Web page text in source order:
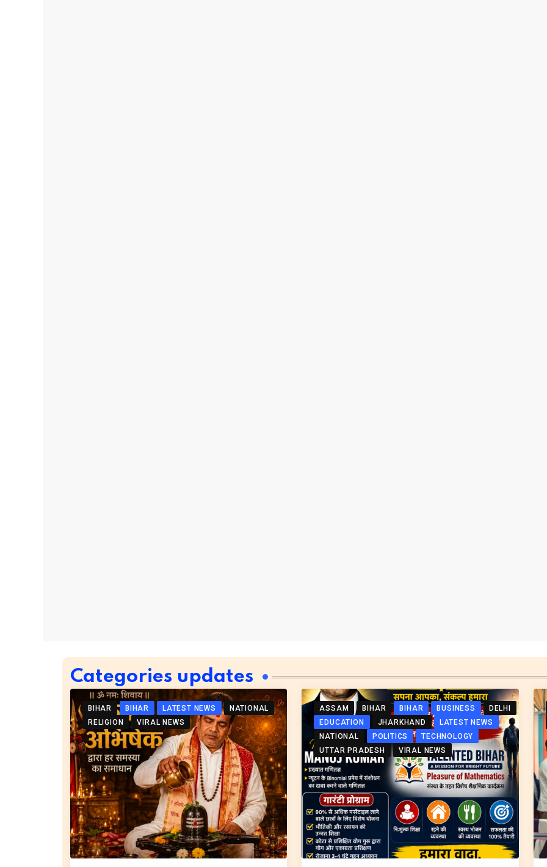
Categories updates
BIHAR BIHAR LATEST NEWS
NATIONAL
RELIGION
VIRAL NEWS
ASSAM BIHAR BIHAR BUSINESS
DELHI
EDUCATION
JHARKHAND
LATEST NEWS
NATIONAL
POLITICS
TECHNOLOGY
UTTAR PRADESH
VIRAL NEWS